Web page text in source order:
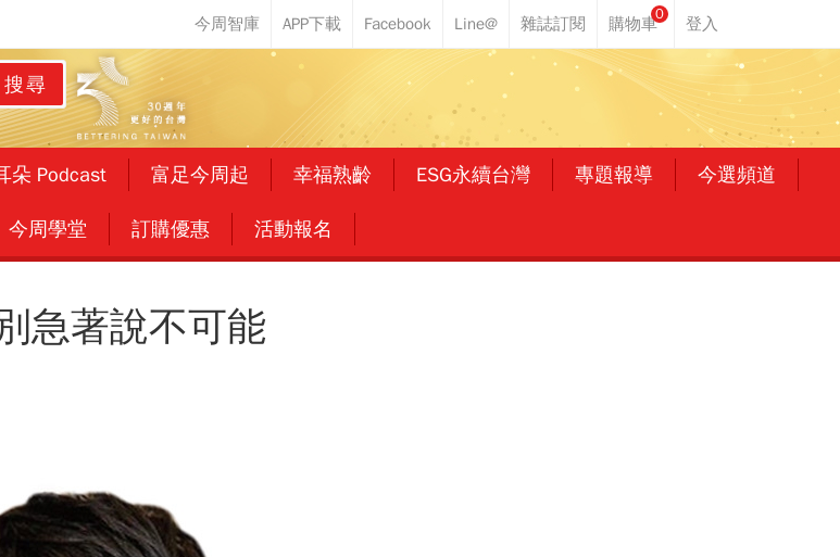
0
搜尋
朵 Podcast 富足今周起 幸福熟齡 ESG永續台灣 專題報導 今選頻道
今周學堂 訂購優惠 活動報名
急著說不可能